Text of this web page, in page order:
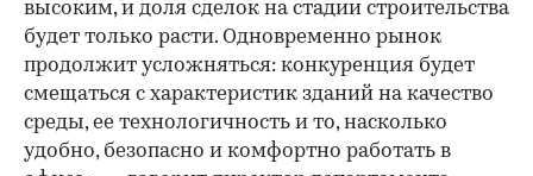
высоким, и доля сделок на стадии строительства
будет только расти. Одновременно рынок
продолжит усложняться: конкуренция будет
смещаться с характеристик зданий на качество
среды, ее технологичность и то, насколько
удобно, безопасно и комфортно работать в